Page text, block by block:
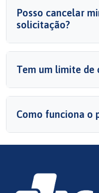
Posso cancelar
solicitação?
Tem um limite de
Como funciona o